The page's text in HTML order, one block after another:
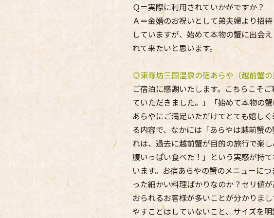
Ｑ＝実際に利用されていかがですか？
Ａ＝金婚のお祝いとして弟夫婦より招
していますが、始めて本物の蟹に出会
れて来たいと思います。
◎東尋坊三国温泉の宿あらや（越前蟹
ご宿泊に感謝いたします。こちらこそ
ていただきました。」「始めて本物の
あらやにご満足いただけてとても嬉し
る内容で、なかには「あらやは越前蟹
れは、過去に越前蟹が目的の旅行で楽
腹いっぱい食べた！」という実感が持
います。お宿あらやの蟹のメニューに
った細かい料理ばかりなのか？セリ値
おられるお客様が多いことが分かりま
やすことはしていないこと、サイズを